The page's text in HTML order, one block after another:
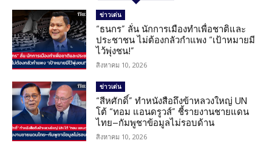
ข่าวเด่น
“ธนกร” ลั่น นักการเมืองทำเพื่อชาติและ
ประชาชน ไม่ต้องกลัวกำแพง “เป้าหมายมี
ไว้พุ่งชน!”
สิงหาคม 10, 2026
ข่าวเด่น
“สีหศักดิ์” ทำหนังสือถึงข้าหลวงใหญ่ UN
โต้ “ทอม แอนดรูวส์” ชี้รายงานชายแดน
ไทย–กัมพูชาข้อมูลไม่รอบด้าน
สิงหาคม 10, 2026